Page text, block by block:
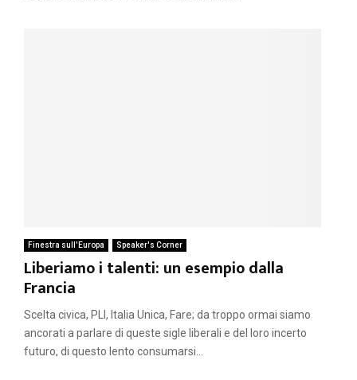
Finestra sull'Europa Speaker's Corner
Liberiamo i talenti: un esempio dalla
Francia
Scelta civica, PLI, Italia Unica, Fare; da troppo ormai siamo
ancorati a parlare di queste sigle liberali e del loro incerto
futuro, di questo lento consumarsi...